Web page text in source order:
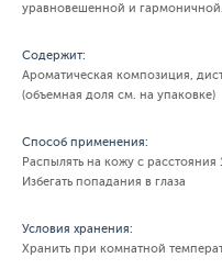
уравновешенной и гармоничной.
Содержит:
Ароматическая композиция,
(объемная доля см. на упаковке)
Способ применения:
Распылять на кожу с
Избегать попадания в глаза
Условия хранения:
Хранить при комнатной